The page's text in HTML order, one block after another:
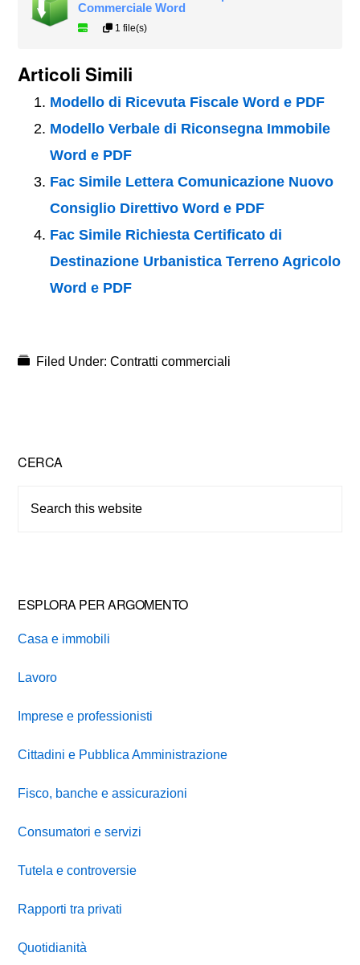
Commerciale Word
1 file(s)
Articoli Simili
Modello di Ricevuta Fiscale Word e PDF
Modello Verbale di Riconsegna Immobile
Word e PDF
Fac Simile Lettera Comunicazione Nuovo
Consiglio Direttivo Word e PDF
Fac Simile Richiesta Certificato di
Destinazione Urbanistica Terreno Agricolo
Word e PDF
Filed Under:Contratti commerciali
Primary
Sidebar
CERCA
ESPLORA PER ARGOMENTO
Casa e immobili
Lavoro
Imprese e professionisti
Cittadini e Pubblica Amministrazione
Fisco, banche e assicurazioni
Consumatori e servizi
Tutela e controversie
Rapporti tra privati
Quotidianità